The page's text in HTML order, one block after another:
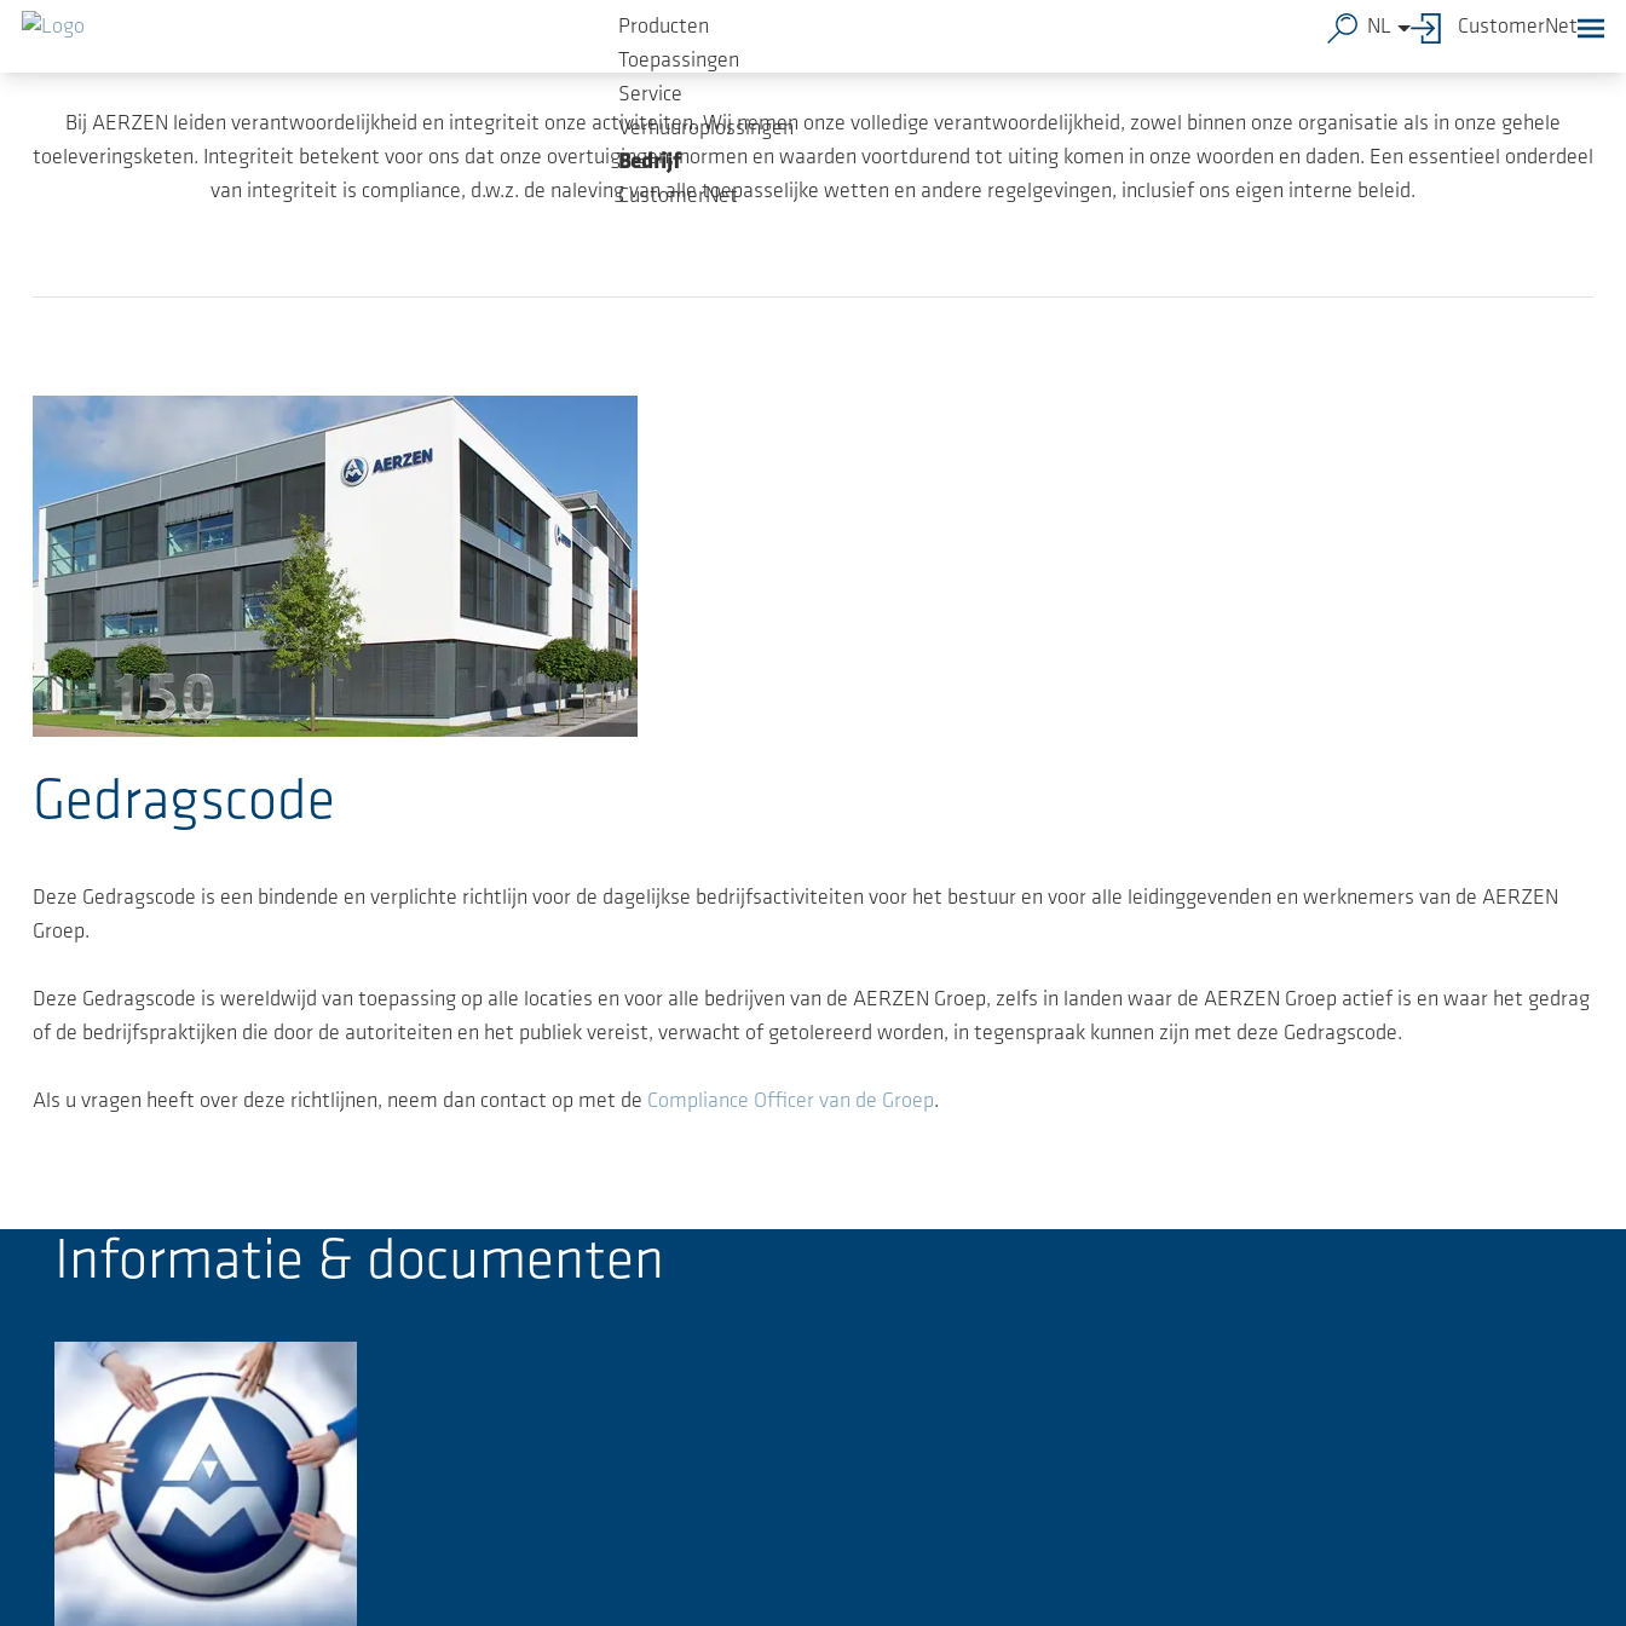
Ga naar de hoofdinhoud
Producten
Toepassingen
Service
Verhuuroplossingen
Bedrijf
CustomerNet
NL CustomerNet
Compliance
Bij AERZEN leiden verantwoordelijkheid en integriteit onze activiteiten. Wij nemen onze volledige verantwoordelijkheid, zowel binnen onze organisatie als in onze gehele
toeleveringsketen. Integriteit betekent voor ons dat onze overtuigingen, normen en waarden voortdurend tot uiting komen in onze woorden en daden. Een essentieel onderdeel
van integriteit is compliance, d.w.z. de naleving van alle toepasselijke wetten en andere regelgevingen, inclusief ons eigen interne beleid.
Gedragscode
Deze Gedragscode is een bindende en verplichte richtlijn voor de dagelijkse bedrijfsactiviteiten voor het bestuur en voor alle leidinggevenden en werknemers van de AERZEN
Groep.
Deze Gedragscode is wereldwijd van toepassing op alle locaties en voor alle bedrijven van de AERZEN Groep, zelfs in landen waar de AERZEN Groep actief is en waar het gedrag
of de bedrijfspraktijken die door de autoriteiten en het publiek vereist, verwacht of getolereerd worden, in tegenspraak kunnen zijn met deze Gedragscode.
Als u vragen heeft over deze richtlijnen, neem dan contact op met de Compliance Officer van de Groep.
Informatie & documenten